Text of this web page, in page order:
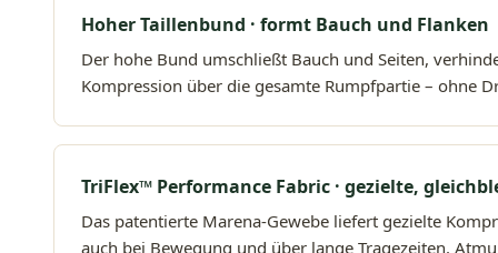
Hoher Taillenbund · formt Bauch und Flanken
Der hohe Bund umschließt Bauch und Seiten,
Kompression über die gesamte Rumpfpartie – ohne
TriFlex™ Performance Fabric · gezielte,
Das patentierte Marena-Gewebe liefert gezielte
auch bei Bewegung und über lange Tragezeiten.